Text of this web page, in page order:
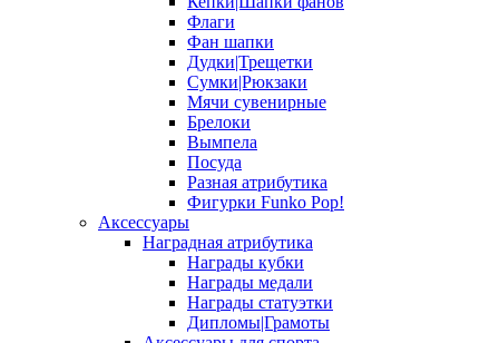
Флаги
Фан шапки
Дудки|Трещетки
Сумки|Рюкзаки
Мячи сувенирные
Брелоки
Вымпела
Посуда
Разная атрибутика
Фигурки Funko Pop!
Аксессуары
Наградная атрибутика
Награды кубки
Награды медали
Награды статуэтки
Дипломы|Грамоты